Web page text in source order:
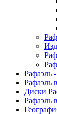
Рафаэль
Рафаэль
Диски
Рафаэль